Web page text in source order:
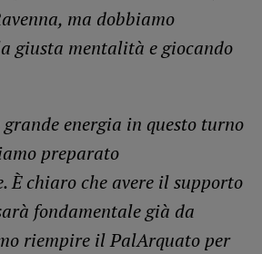
ma dobbiamo
giusta mentalità e giocando
energia in questo turno
preparato
È chiaro che avere il supporto
fondamentale già da
riempire il PalArquato per